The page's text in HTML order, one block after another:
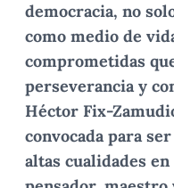
democracia, no
como medio de
comprometidas
perseverancia y
Héctor Fix-
convocada para
altas cualidades